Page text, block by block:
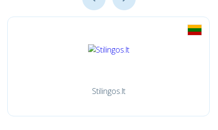
Stilingos.lt